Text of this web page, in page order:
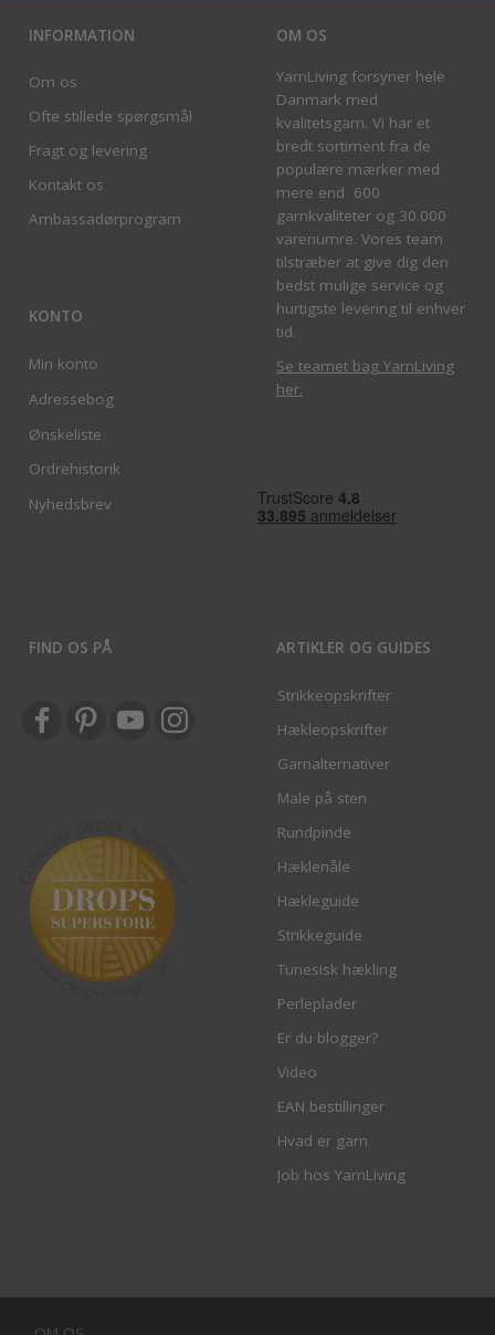
INFORMATION
Om os
Ofte stillede spørgsmål
Fragt og levering
Kontakt os
Ambassadørprogram
KONTO
Min konto
Adressebog
Ønskeliste
Ordrehistorik
Nyhedsbrev
OM OS
YarnLiving forsyner hele
Danmark med
kvalitetsgarn. Vi har et
bredt sortiment fra de
populære mærker med
mere end 600
garnkvaliteter og 30.000
varenumre. Vores team
tilstræber at give dig den
bedst mulige service og
hurtigste levering til enhver
tid.
Se teamet bag YarnLiving
her.
FIND OS PÅ ARTIKLER OG GUIDES
Strikkeopskrifter
Hækleopskrifter
Garnalternativer
Male på sten
Rundpinde
Hæklenåle
Hækleguide
Strikkeguide
Tunesisk hækling
Perleplader
Er du blogger?
Video
EAN bestillinger
Hvad er garn
Job hos YarnLiving